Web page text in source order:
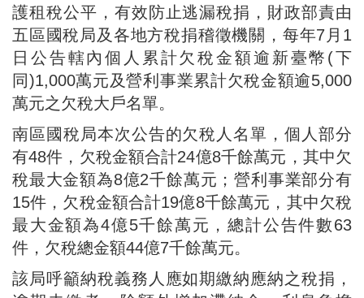
護租稅公平，有效防止逃漏稅捐，財政部責由
五區國稅局及各地方稅捐稽徵機關，每年7月1
日公告轄內個人累計欠稅金額逾新臺幣(下
同)1,000萬元及營利事業累計欠稅金額逾5,000
萬元之欠稅大戶名單。
南區國稅局本次公告的欠稅人名單，個人部分
有48件，欠稅金額合計24億8千餘萬元，其中欠
稅最大金額為8億2千餘萬元；營利事業部分有
15件，欠稅金額合計19億8千餘萬元，其中欠稅
最大金額為4億5千餘萬元，總計公告件數63
件，欠稅總金額44億7千餘萬元。
該局呼籲納稅義務人應如期繳納應納之稅捐，